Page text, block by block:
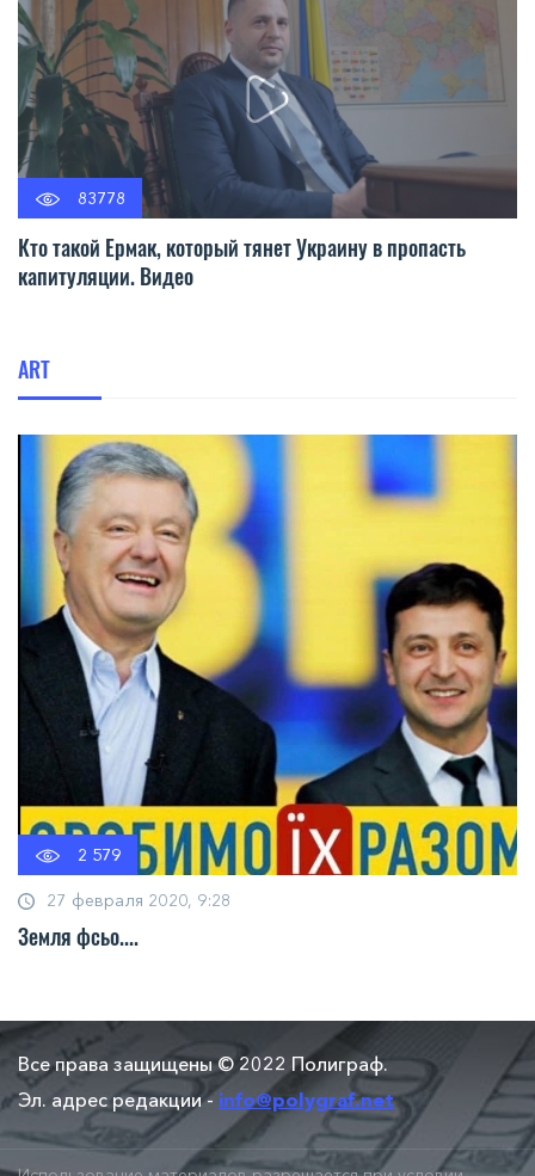
83778
Кто такой Ермак, который тянет Украину в пропасть
капитуляции. Видео
ART
2 579
27 февраля 2020, 9:28
Земля фсьо....
Все права защищены © 2022 Полиграф.
Эл. адрес редакции - info@polygraf.net